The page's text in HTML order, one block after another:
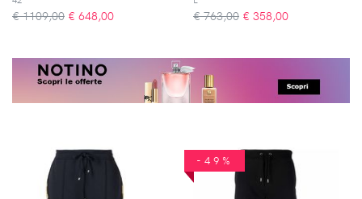
€ 1109,00 € 648,00 € 763,00 € 358,00
-49%